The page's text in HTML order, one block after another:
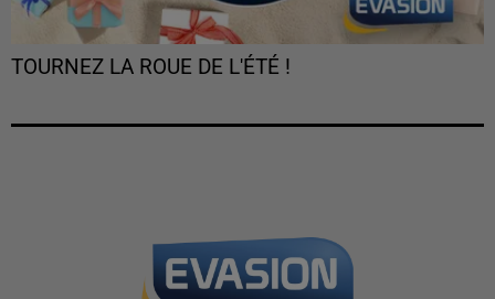
TOURNEZ LA ROUE DE L'ÉTÉ !